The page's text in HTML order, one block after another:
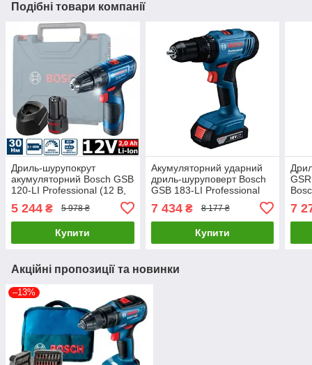
Подібні товари компанії
Дриль-шурупокрут
акумуляторний Bosch GSB
120-LI Professional (12 В,
5 244 ₴ 5 978 ₴
Купити
Акумуляторний ударний
дриль-шуруповерт Bosch
GSB 183-LI Professional
(06019K9100)
7 434₴ 8 177 ₴
Купити
7
Акційні пропозиції та новинки
–13%